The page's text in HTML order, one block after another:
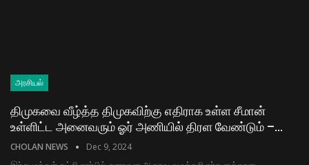
அரசியல்
திமுகவை வீழ்த்த திமுகவிற்கு எதிராக உள்ள சீமான்
உள்ளிட்ட அனைவரும் ஓர் அணியில் திரள வேண்டும் –…
CHOLAN NEWS Dec 9, 2024